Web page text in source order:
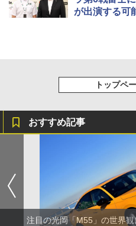
が出演する可
トップペ
おすすめ記事
注目の光岡「M55」の世界